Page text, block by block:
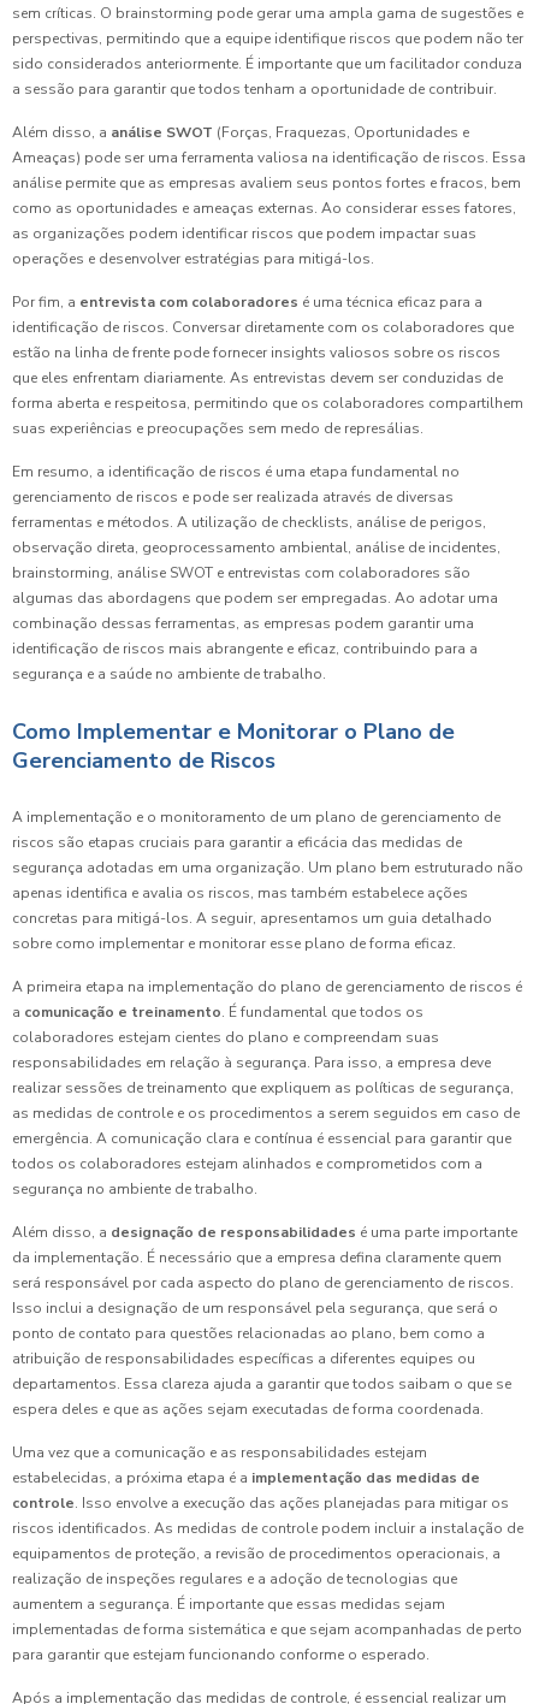
sem críticas. O brainstorming pode gerar uma ampla gama de sugestões e
perspectivas, permitindo que a equipe identifique riscos que podem não ter
sido considerados anteriormente. É importante que um facilitador conduza
a sessão para garantir que todos tenham a oportunidade de contribuir.
Além disso, a análise SWOT (Forças, Fraquezas, Oportunidades e
Ameaças) pode ser uma ferramenta valiosa na identificação de riscos. Essa
análise permite que as empresas avaliem seus pontos fortes e fracos, bem
como as oportunidades e ameaças externas. Ao considerar esses fatores,
as organizações podem identificar riscos que podem impactar suas
operações e desenvolver estratégias para mitigá-los.
Por fim, a entrevista com colaboradores é uma técnica eficaz para a
identificação de riscos. Conversar diretamente com os colaboradores que
estão na linha de frente pode fornecer insights valiosos sobre os riscos
que eles enfrentam diariamente. As entrevistas devem ser conduzidas de
forma aberta e respeitosa, permitindo que os colaboradores compartilhem
suas experiências e preocupações sem medo de represálias.
Em resumo, a identificação de riscos é uma etapa fundamental no
gerenciamento de riscos e pode ser realizada através de diversas
ferramentas e métodos. A utilização de checklists, análise de perigos,
observação direta, geoprocessamento ambiental, análise de incidentes,
brainstorming, análise SWOT e entrevistas com colaboradores são
algumas das abordagens que podem ser empregadas. Ao adotar uma
combinação dessas ferramentas, as empresas podem garantir uma
identificação de riscos mais abrangente e eficaz, contribuindo para a
segurança e a saúde no ambiente de trabalho.
Como Implementar e Monitorar o Plano de
Gerenciamento de Riscos
A implementação e o monitoramento de um plano de gerenciamento de
riscos são etapas cruciais para garantir a eficácia das medidas de
segurança adotadas em uma organização. Um plano bem estruturado não
apenas identifica e avalia os riscos, mas também estabelece ações
concretas para mitigá-los. A seguir, apresentamos um guia detalhado
sobre como implementar e monitorar esse plano de forma eficaz.
A primeira etapa na implementação do plano de gerenciamento de riscos é
a comunicação e treinamento. É fundamental que todos os
colaboradores estejam cientes do plano e compreendam suas
responsabilidades em relação à segurança. Para isso, a empresa deve
realizar sessões de treinamento que expliquem as políticas de segurança,
as medidas de controle e os procedimentos a serem seguidos em caso de
emergência. A comunicação clara e contínua é essencial para garantir que
todos os colaboradores estejam alinhados e comprometidos com a
segurança no ambiente de trabalho.
Além disso, a designação de responsabilidades é uma parte importante
da implementação. É necessário que a empresa defina claramente quem
será responsável por cada aspecto do plano de gerenciamento de riscos.
Isso inclui a designação de um responsável pela segurança, que será o
ponto de contato para questões relacionadas ao plano, bem como a
atribuição de responsabilidades específicas a diferentes equipes ou
departamentos. Essa clareza ajuda a garantir que todos saibam o que se
espera deles e que as ações sejam executadas de forma coordenada.
Uma vez que a comunicação e as responsabilidades estejam
estabelecidas, a próxima etapa é a implementação das medidas de
controle. Isso envolve a execução das ações planejadas para mitigar os
riscos identificados. As medidas de controle podem incluir a instalação de
equipamentos de proteção, a revisão de procedimentos operacionais, a
realização de inspeções regulares e a adoção de tecnologias que
aumentem a segurança. É importante que essas medidas sejam
implementadas de forma sistemática e que sejam acompanhadas de perto
para garantir que estejam funcionando conforme o esperado.
Após a implementação das medidas de controle, é essencial realizar um